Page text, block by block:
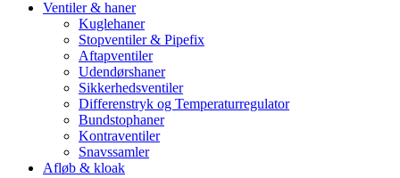
Ventiler & haner
Kuglehaner
Stopventiler & Pipefix
Aftapventiler
Udendørshaner
Sikkerhedsventiler
Differenstryk og Temperaturregulator
Bundstophaner
Kontraventiler
Snavssamler
Afløb & kloak